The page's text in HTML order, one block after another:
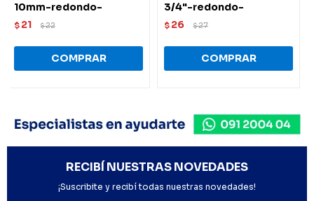
10mm-redondo-
$ 21 $22
3/4"-redondo-
$ 26 $27
RECIBÍ NUESTRAS NOVEDADES
¡Suscribite y recibí todas nuestras novedades!